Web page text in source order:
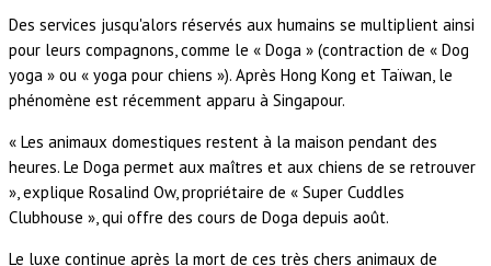
Des services jusqu'alors réservés aux humains se multiplient ainsi
pour leurs compagnons, comme le « Doga » (contraction de « Dog
yoga » ou « yoga pour chiens »). Après Hong Kong et Taïwan, le
phénomène est récemment apparu à Singapour.
« Les animaux domestiques restent à la maison pendant des
heures. Le Doga permet aux maîtres et aux chiens de se retrouver
», explique Rosalind Ow, propriétaire de « Super Cuddles
Clubhouse », qui offre des cours de Doga depuis août.
Le luxe continue après la mort de ces très chers animaux de